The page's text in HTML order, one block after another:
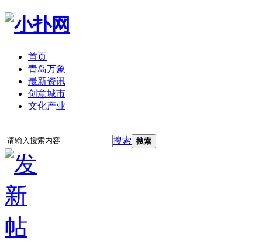
首页
青岛万象
最新资讯
创意城市
文化产业
搜索 搜索